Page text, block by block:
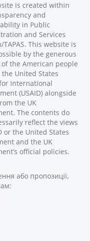
is created within
and
in Public
and Services
TAPAS. This website is
by the generous
the American people
United States
International
(USAID) alongside
the UK
The contents do
reflect the views
or the United States
and the UK
official policies.
або пропозиції,